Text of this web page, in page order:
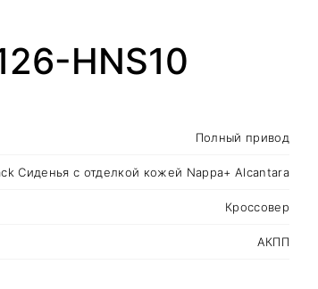
HNS10
Полный привод
Сиденья с отделкой кожей Nappa+ Alcantara
Кроссовер
АКПП